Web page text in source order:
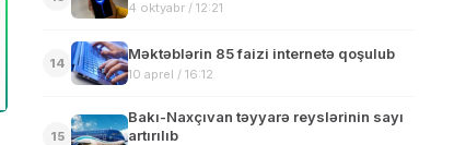
4 oktyabr / 12:21
14
Məktəblərin 85 faizi internetə qoşulub
10 aprel / 16:12
15
Bakı-Naxçıvan təyyarə reyslərinin sayı
artırılıb